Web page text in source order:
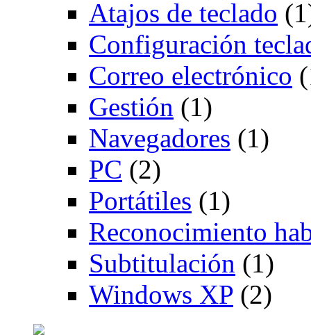
Atajos de teclado
Configuración
Correo electrónico
Gestión (1)
Navegadores (1)
PC (2)
Portátiles (1)
Reconocimiento
Subtitulación (1)
Windows XP (2)